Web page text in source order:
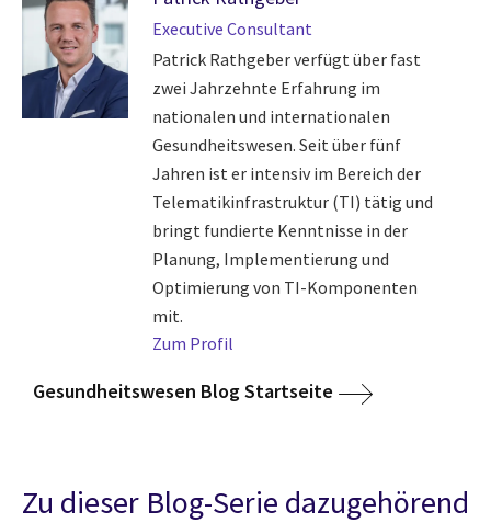
Executive Consultant
Patrick Rathgeber verfügt über fast
zwei Jahrzehnte Erfahrung im
nationalen und internationalen
Gesundheitswesen. Seit über fünf
Jahren ist er intensiv im Bereich der
Telematikinfrastruktur (TI) tätig und
bringt fundierte Kenntnisse in der
Planung, Implementierung und
Optimierung von TI-Komponenten
mit.
Zum Profil
Gesundheitswesen Blog Startseite
Zu dieser Blog-Serie dazugehörend